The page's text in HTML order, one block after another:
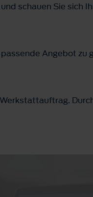
schauen Sie sich
Angebot